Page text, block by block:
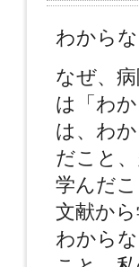
わから
なぜ、
は「わ
は、わ
だこと
学んだ
文献か
わから